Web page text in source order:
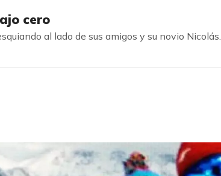
cero
al lado de sus amigos y su novio Nicolás.